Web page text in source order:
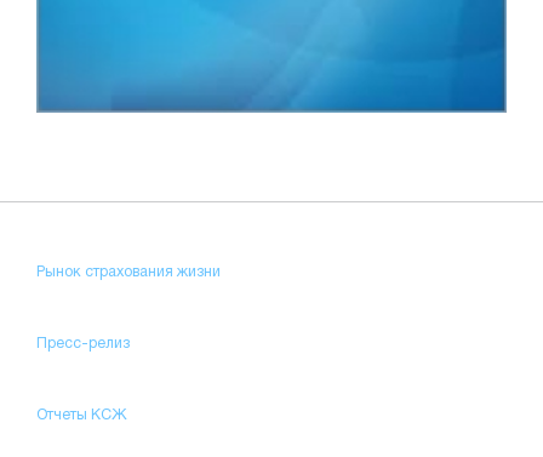
Рынок страхования жизни
Пресс-релиз
Отчеты КСЖ